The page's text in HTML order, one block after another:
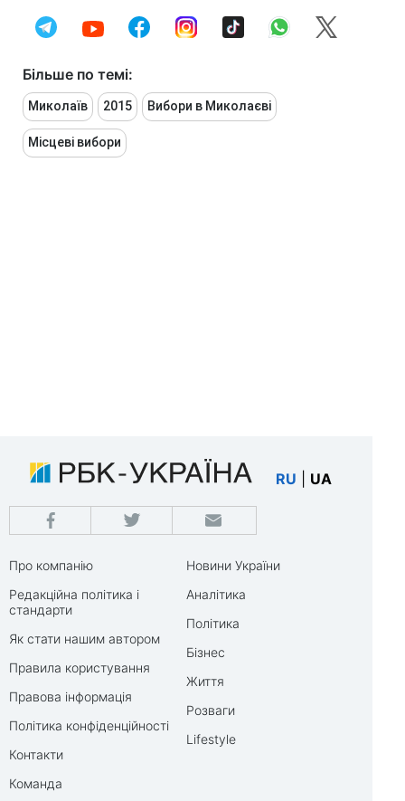
Більше по темі:
Миколаїв 2015 Вибори в Миколаєві
Місцеві вибори
RU UA
Про компанію
Редакційна політика і
стандарти
Як стати нашим автором
Правила користування
Правова інформація
Політика конфіденційності
Контакти
Команда
Новини України
Аналітика
Політика
Бізнес
Життя
Розваги
Lifestyle